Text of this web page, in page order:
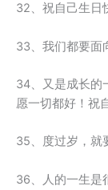
32、祝自己生日
33、我们都要面
34、又是成长的
愿一切都好！祝
35、度过岁，就
36、人的一生是